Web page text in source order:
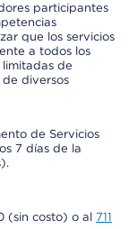
participantes
que los servicios
a todos los
de
diversos
de Servicios
7 días de la
(sin costo) o al 711